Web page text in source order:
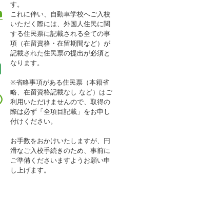
す。
これに伴い、自動車学校へご入校
いただく際には、外国人住民に関
する住民票に記載される全ての事
項（在留資格・在留期間など）が
記載された住民票の提出が必須と
なります。
※省略事項がある住民票（本籍省
略、在留資格記載なし など）はご
利用いただけませんので、取得の
際は必ず「全項目記載」をお申し
付けください。
お手数をおかけいたしますが、円
滑なご入校手続きのため、事前に
ご準備くださいますようお願い申
し上げます。